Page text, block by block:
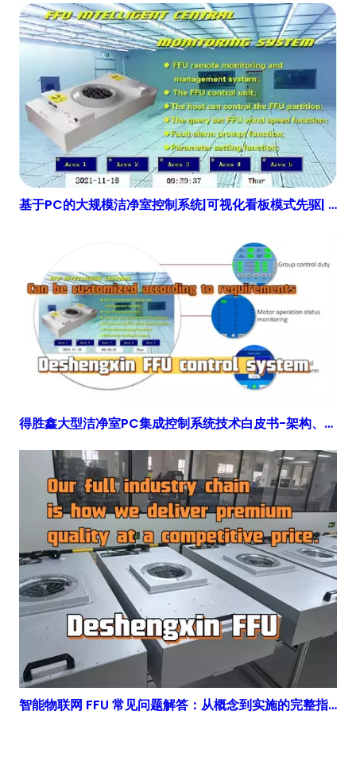
基于PC的大规模洁净室控制系统|可视化看板模式先驱| 得胜鑫
得胜鑫大型洁净室PC集成控制系统技术白皮书-架构、网络和能效分析
智能物联网 FFU 常见问题解答：从概念到实施的完整指南